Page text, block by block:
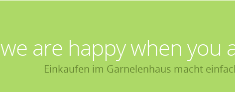
we are happy when you
Einkaufen im Garnelenhaus macht